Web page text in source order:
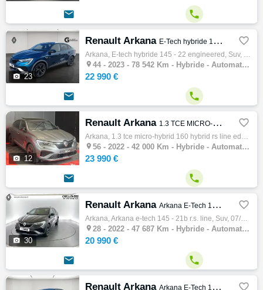
 
 23
Renault Arkana E-Tech hybride 145 - 22 Engineered 
Arkana, E-tech hybride 145 - 22 engineered, Suv, 07/2023, 94ch, 5cv, 78542 km, 5 portes, 5 places, Clim. auto, Hybride, Boite de vitesse au…
 44 - 2023 - 78 542 Km - Hybride - Automatique - SUV
22 990 €
 
 12
Renault Arkana 1.3 TCE MICRO-HYBRID 160 HYBRID RS LINE EDC BVA 
Arkana, 1.3 tce micro-hybrid 160 hybrid rs line edc bva, Suv, 02/2022, 158ch, 8cv, 42000 km, 5 portes, Non fumeur, Hybride, Boite de vitess…
 56 - 2022 - 42 000 Km - Hybride - Automatique - SUV
23 990 €
 
 30
Renault Arkana Arkana E-Tech 145 - 21B R.S. Line 
Arkana, Arkana e-tech 145 - 21b r.s. line, Suv, 07/2022, 94ch, 5cv, 47687 km, 5 portes, 5 places, Hybride, Boite de vitesse automatique, Co…
 28 - 2022 - 47 687 Km - Hybride - Automatique - SUV
20 990 €
 
Renault Arkana Arkana E-Tech 145 - 21B Intens 